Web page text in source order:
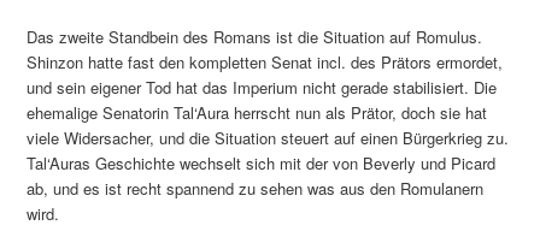
Das zweite Standbein des Romans ist die Situation auf Romulus.
Shinzon hatte fast den kompletten Senat incl. des Prätors ermordet,
und sein eigener Tod hat das Imperium nicht gerade stabilisiert. Die
ehemalige Senatorin Tal‘Aura herrscht nun als Prätor, doch sie hat
viele Widersacher, und die Situation steuert auf einen Bürgerkrieg zu.
Tal‘Auras Geschichte wechselt sich mit der von Beverly und Picard
ab, und es ist recht spannend zu sehen was aus den Romulanern
wird.